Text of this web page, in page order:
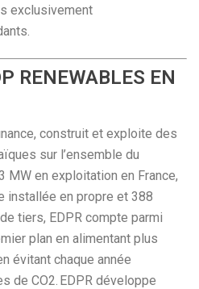
exclusivement
RENEWABLES EN
construit et exploite des
sur l’ensemble du
MW en exploitation en France,
installée en propre et 388
tiers, EDPR compte parmi
plan en alimentant plus
évitant chaque année
de CO2. EDPR développe